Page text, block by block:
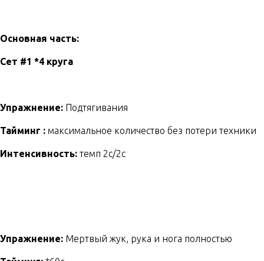
Основная часть:
Сет #1 *4 круга
Упражнение: Подтягивания
Тайминг : максимальное количество без потери техники
Интенсивность: темп 2с/2с
Упражнение: Мертвый жук, рука и нога полностью